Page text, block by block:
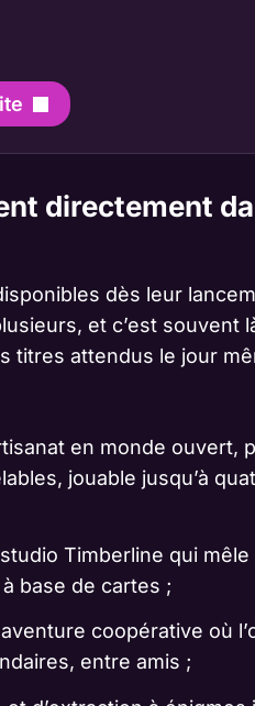
directement
dès leur
et c’est souvent
titres attendus le jour
en monde ouvert,
jouable jusqu’à
Timberline qui mêle
base de cartes ;
coopérative où
entre amis ;